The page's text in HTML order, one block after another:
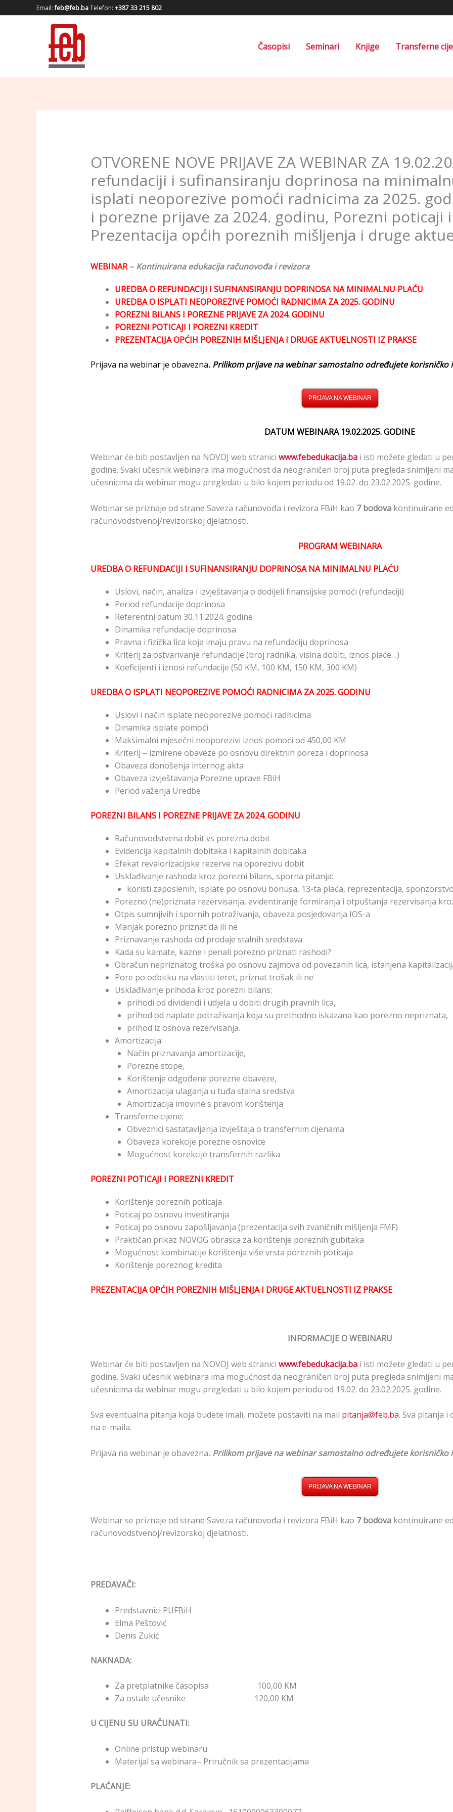
to
Email:feb@feb.baTelefon: +387 33 215 802
Časopisi Seminari Knjige Transferne
OTVORENE NOVE PRIJAVE ZA WEBINAR ZA
refundaciji i sufinansiranju doprinosa na
isplati neoporezive pomoći radnicima za 2025.
i porezne prijave za 2024. godinu, Porezni
Prezentacija općih poreznih mišljenja i druge
WEBINAR – Kontinuirana edukacija računovođa i revizora
UREDBA O REFUNDACIJI I SUFINANSIRANJU DOPRINOSA NA MINIMALNU PLAĆU
UREDBA O ISPLATI NEOPOREZIVE POMOĆI RADNICIMA ZA 2025. GODINU
POREZNI BILANS I POREZNE PRIJAVE ZA 2024. GODINU
POREZNI POTICAJI I POREZNI KREDIT
PREZENTACIJA OPĆIH POREZNIH MIŠLJENJA I DRUGE AKTUELNOSTI IZ PRAKSE
Prijava na webinar je obavezna. Prilikom prijave na webinar samostalno određujete korisničko
PRIJAVA NA WEBINAR
DATUM WEBINARA 19.02.2025. GODINE
Webinar će biti postavljen na NOVOJ web stranici www.febedukacija.bai isti možete gledati u
godine. Svaki učesnik webinara ima mogućnost da neograničen broj puta pregleda snimljeni
učesnicima da webinar mogu pregledati u bilo kojem periodu od 19.02. do 23.02.2025. godine.
Webinar se priznaje od strane Saveza računovođa i revizora FBiH kao 7 bodovakontinuirane
računovodstvenoj/revizorskoj djelatnosti.
PROGRAM WEBINARA
UREDBA O REFUNDACIJI I SUFINANSIRANJU DOPRINOSA NA MINIMALNU PLAĆU
Uslovi, način, analiza i izvještavanja o dodijeli finansijske pomoći (refundaciji)
Period refundacije doprinosa
Referentni datum 30.11.2024. godine
Dinamika refundacije doprinosa
Pravna i fizička lica koja imaju pravu na refundaciju doprinosa
Kriterij za ostvarivanje refundacije (broj radnika, visina dobiti, iznos plaće…)
Koeficijenti i iznosi refundacije (50 KM, 100 KM, 150 KM, 300 KM)
UREDBA O ISPLATI NEOPOREZIVE POMOĆI RADNICIMA ZA 2025. GODINU
Uslovi i način isplate neoporezive pomoći radnicima
Dinamika isplate pomoći
Maksimalni mjesečni neoporezivi iznos pomoći od 450,00 KM
Kriterij – izmirene obaveze po osnovu direktnih poreza i doprinosa
Obaveza donošenja internog akta
Obaveza izvještavanja Porezne uprave FBiH
Period važenja Uredbe
POREZNI BILANS I POREZNE PRIJAVE ZA 2024. GODINU
Računovodstvena dobit vs porezna dobit
Evidencija kapitalnih dobitaka i kapitalnih dobitaka
Efekat revalorizacijske rezerve na oporezivu dobit
Usklađivanje rashoda kroz porezni bilans, sporna pitanja:
koristi zaposlenih, isplate po osnovu bonusa, 13-ta plaća, reprezentacija,
Porezno (ne)priznata rezervisanja, evidentiranje formiranja i otpuštanja rezervisanja
Otpis sumnjivih i spornih potraživanja, obaveza posjedovanja IOS-a
Manjak porezno priznat da ili ne
Priznavanje rashoda od prodaje stalnih sredstava
Kada su kamate, kazne i penali porezno priznati rashodi?
Obračun nepriznatog troška po osnovu zajmova od povezanih lica, istanjena
Pore po odbitku na vlastiti teret, priznat trošak ili ne
Usklađivanje prihoda kroz porezni bilans:
prihodi od dividendi i udjela u dobiti drugih pravnih lica,
prihod od naplate potraživanja koja su prethodno iskazana kao porezno nepriznata,
prihod iz osnova rezervisanja.
Amortizacija:
Način priznavanja amortizacije,
Porezne stope,
Korištenje odgođene porezne obaveze,
Amortizacija ulaganja u tuđa stalna sredstva
Amortizacija imovine s pravom korištenja
Transferne cijene:
Obveznici sastatavljanja izvještaja o transfernim cijenama
Obaveza korekcije porezne osnovice
Mogućnost korekcije transfernih razlika
POREZNI POTICAJI I POREZNI KREDIT
Korištenje poreznih poticaja
Poticaj po osnovu investiranja
Poticaj po osnovu zapošljavanja (prezentacija svih zvaničnih mišljenja FMF)
Praktičan prikaz NOVOG obrasca za korištenje poreznih gubitaka
Mogućnost kombinacije korištenja više vrsta poreznih poticaja
Korištenje poreznog kredita
PREZENTACIJA OPĆIH POREZNIH MIŠLJENJA I DRUGE AKTUELNOSTI IZ PRAKSE
INFORMACIJE O WEBINARU
Webinar će biti postavljen na NOVOJ web stranici www.febedukacija.bai isti možete gledati u
godine. Svaki učesnik webinara ima mogućnost da neograničen broj puta pregleda snimljeni
učesnicima da webinar mogu pregledati u bilo kojem periodu od 19.02. do 23.02.2025. godine.
Sva eventualna pitanja koja budete imali, možete postaviti na mail pitanja@feb.ba. Sva pitanja i
na e-maila.
Prijava na webinar je obavezna. Prilikom prijave na webinar samostalno određujete korisničko
PRIJAVA NA WEBINAR
Webinar se priznaje od strane Saveza računovođa i revizora FBiH kao 7 bodovakontinuirane
računovodstvenoj/revizorskoj djelatnosti.
PREDAVAČI:
Predstavnici PUFBiH
Elma Peštović
Denis Zukić
NAKNADA:
Za pretplatnike časopisa 100,00 KM
Za ostale učesnike 120,00 KM
U CIJENU SU URAČUNATI:
Online pristup webinaru
Materijal sa webinara– Priručnik sa prezentacijama
PLAĆANJE: